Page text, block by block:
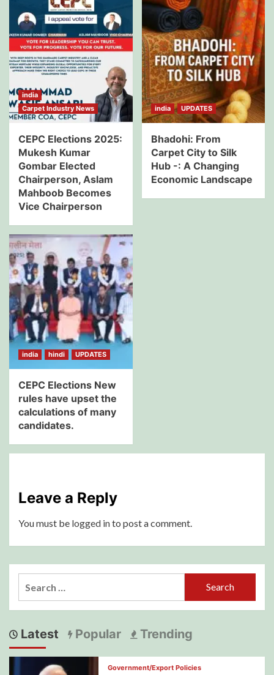
india
Carpet Industry News
CEPC Elections 2025:
Mukesh Kumar
Gombar Elected
Chairperson, Aslam
Mahboob Becomes
Vice Chairperson
india UPDATES
Bhadohi: From
Carpet City to Silk
Hub -: A Changing
Economic Landscape
india hindi UPDATES
CEPC Elections New
rules have upset the
calculations of many
candidates.
Leave a Reply
You must be logged into post a comment.
Latest Popular Trending
Government/Export Policies